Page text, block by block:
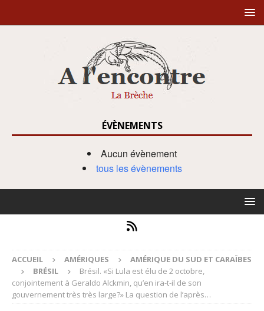
ÉVÈNEMENTS
Aucun évènement
tous les évènements
ACCUEIL AMÉRIQUES
AMÉRIQUE DU SUD ET CARAÏBES
BRÉSIL
Brésil. «Si Lula est élu de 2 octobre,
conjointement à Geraldo Alckmin, qu’en ira-t-il de son
gouvernement très très large?» La question de l’après…